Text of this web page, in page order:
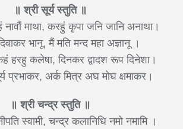
॥ श्री सूर्य स्तुति ॥
नावौं माथा, करहुं कृपा जनि जानि अनाथा।
भानू, मैं मति मन्द महा अज्ञानू ।
कलेषा, दिनकर द्वादश रूप दिनेशा।
प्रभाकर, अर्क मित्र अघ मोघ क्षमाकर।
॥ श्री चन्द्र स्तुति ॥
स्वामी, चन्द्र कलानिधि नमो नमामि ।